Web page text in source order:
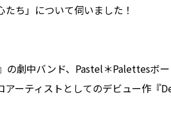
たち」について伺いました！
の劇中バンド、Pastel＊Palettesボ
アーティストとしてのデビュー作『